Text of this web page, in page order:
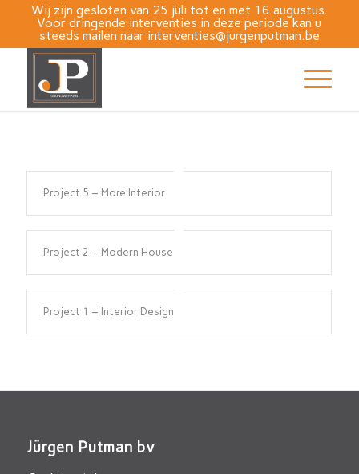
Wij zijn gesloten van 25 juli tot en met 16 augustus.
Voor dringende interventies in deze periode kan u
steeds mailen naar interventies@jurgenputman.be
Project 5 – More Interior
Project 2 – Modern House
Project 1 – Interior Design
Jürgen Putman bv